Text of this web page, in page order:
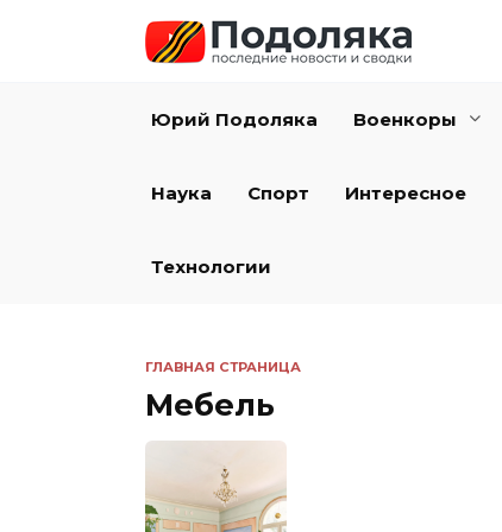
Юрий Подоляка Военкоры
Наука Спорт Интересное
Технологии
ГЛАВНАЯ СТРАНИЦА
Мебель